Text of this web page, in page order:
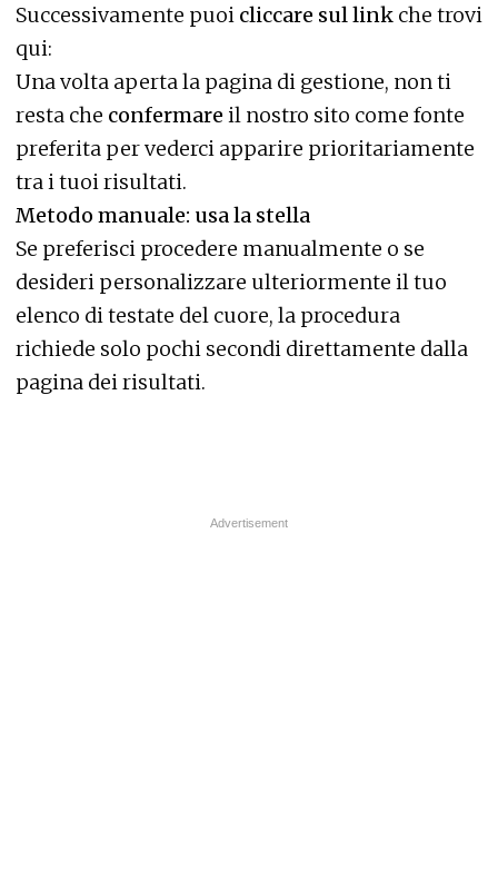
Successivamente puoi cliccare sul link che trovi
qui:
Una volta aperta la pagina di gestione, non ti
resta che confermare il nostro sito come fonte
preferita per vederci apparire prioritariamente
tra i tuoi risultati.
Metodo manuale: usa la stella
Se preferisci procedere manualmente o se
desideri personalizzare ulteriormente il tuo
elenco di testate del cuore, la procedura
richiede solo pochi secondi direttamente dalla
pagina dei risultati.